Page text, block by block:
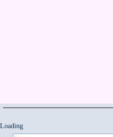
Loading